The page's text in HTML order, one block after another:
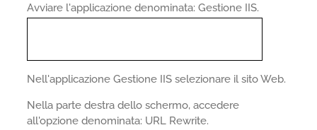
Avviare l'applicazione denominata: Gestione IIS.
Nell'applicazione Gestione IIS selezionare il sito Web.
Nella parte destra dello schermo, accedere
all'opzione denominata: URL Rewrite.